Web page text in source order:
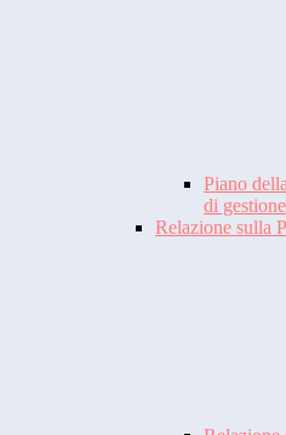
Piano
di gestione
Relazione sulla